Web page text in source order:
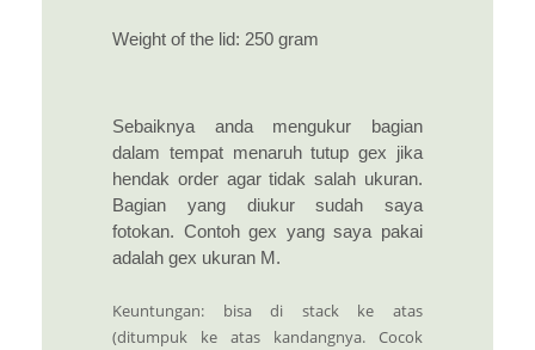
Weight of the lid: 250 gram
Sebaiknya anda mengukur bagian
dalam tempat menaruh tutup gex jika
hendak order agar tidak salah ukuran.
Bagian yang diukur sudah saya
fotokan. Contoh gex yang saya pakai
adalah gex ukuran M.
Keuntungan: bisa di stack ke atas
(ditumpuk ke atas kandangnya. Cocok